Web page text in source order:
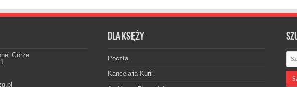
Górze
Dla księży
Poczta
Kancelaria Kurii